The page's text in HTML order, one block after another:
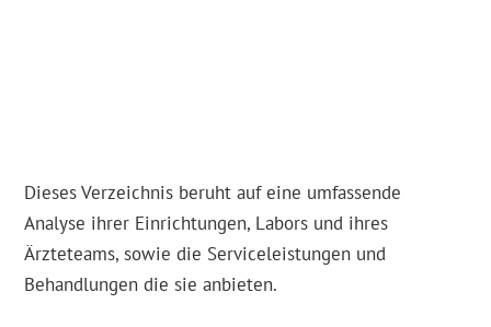
Dieses Verzeichnis beruht auf eine umfassende
Analyse ihrer Einrichtungen, Labors und ihres
Ärzteteams, sowie die Serviceleistungen und
Behandlungen die sie anbieten.